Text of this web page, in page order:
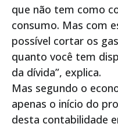
que não tem como
consumo. Mas com
possível cortar os
quanto você tem
da dívida”, explica.
Mas segundo o
apenas o início do
desta contabilidade